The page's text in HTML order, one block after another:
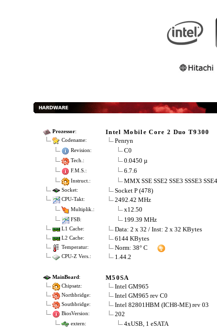
Prozessor: Intel Mobile Core 2 Duo T9300
Codename: Penryn
Revision: C0
Tech.: 0.0450 µ
F.M.S.: 6.7.6
Instruct.: MMX SSE SSE2 SSE3 SSSE3
Socket: Socket P (478)
CPU-Takt: 2492.42 MHz
Multiplik.: x12.50
FSB: 199.39 MHz
L1 Cache: Data: 2 x 32 / Inst: 2 x 32 KBytes
L2 Cache: 6144 KBytes
Temperatur: Norm: 38° C
CPU-Z Vers.: 1.44.2
MainBoard: M50SA
Chipsatz: Intel GM965
Northbridge: Intel GM965 rev C0
Southbridge: Intel 82801HBM (ICH8-ME) rev 03
BiosVersion: 202
extern: 4xUSB, 1 eSATA